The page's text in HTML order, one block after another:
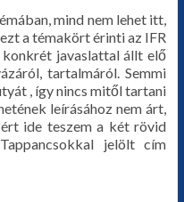
mind nem lehet itt,
a témakört érinti az IFR
konkrét javaslattal állt elő
tartalmáról. Semmi
, így nincs mitől tartani
leírásához nem árt,
ide teszem a két rövid
jelölt cím